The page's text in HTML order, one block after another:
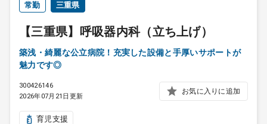
常勤 三重県
【三重県】呼吸器内科（立ち上げ）
築浅・綺麗な公立病院！充実した設備と手厚いサポートが
魅力です◎
300426146
2026年07月21日更新
お気に入りに追加
育児支援